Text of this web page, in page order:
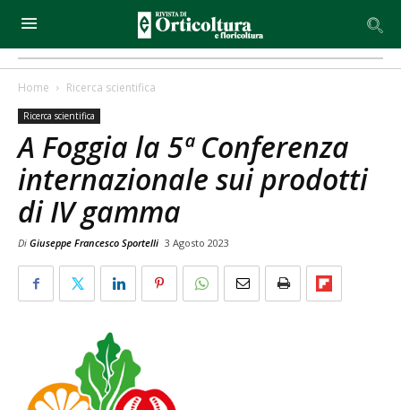
Home Ricerca scientifica
Ricerca scientifica
A Foggia la 5ª Conferenza
internazionale sui prodotti
di IV gamma
Di Giuseppe Francesco Sportelli 3 Agosto 2023